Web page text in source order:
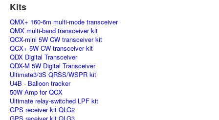
Kits
QMX+ 160-6m multi-mode transceiver
QMX multi-band transceiver kit
QCX-mini 5W CW transceiver kit
QCX+ 5W CW transceiver kit
QDX Digital Transceiver
QDX-M 5W Digital Transceiver
Ultimate3/3S QRSS/WSPR kit
U4B - Balloon tracker
50W Amp for QCX
Ultimate relay-switched LPF kit
GPS receiver kit QLG2